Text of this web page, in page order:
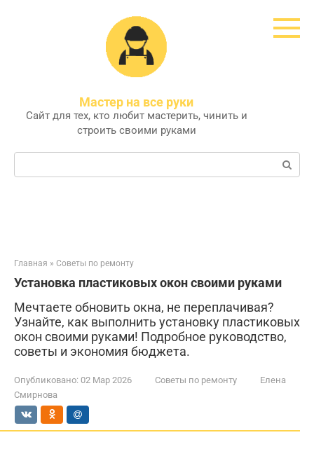
Мастер на все руки
Сайт для тех, кто любит мастерить, чинить и
строить своими руками
Поиск:
Главная » Советы по ремонту
Установка пластиковых окон своими руками
Мечтаете обновить окна, не переплачивая?
Узнайте, как выполнить установку пластиковых
окон своими руками! Подробное руководство,
советы и экономия бюджета.
Опубликовано: 02 Мар 2026 Советы по ремонту
Елена
Смирнова